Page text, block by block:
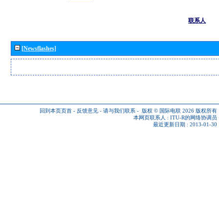
联系人
[Newsflashes]
回到本页页首 - 反馈意见 - 请与我们联系 - 版权 © 国际电联 2026 版权所有
本网页联系人 : ITU-R的网络协调员
最近更新日期 : 2013-01-30